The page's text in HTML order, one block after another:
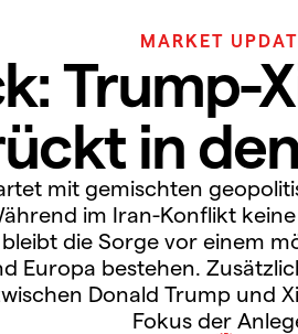
MARKET
Trump-
in
mit gemischten
im Iran-Konflikt
die Sorge vor einem
Europa bestehen.
Donald Trump und
Fokus der